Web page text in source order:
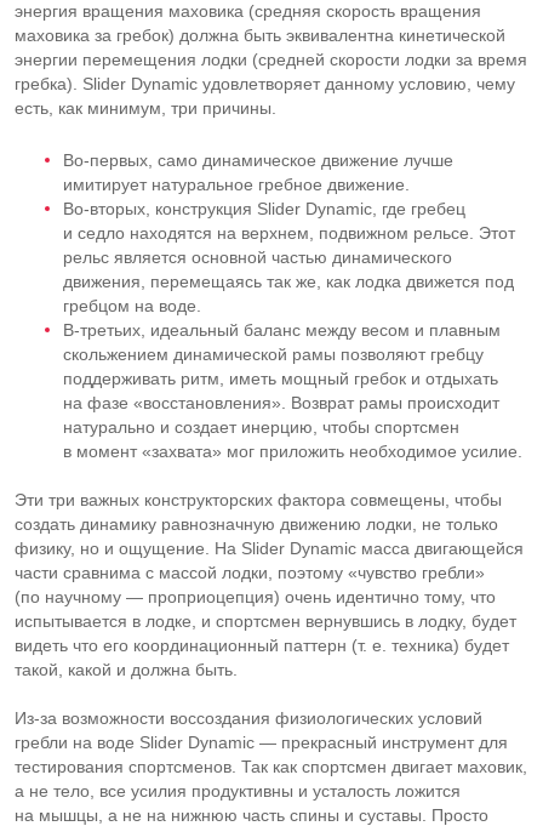
энергия вращения маховика (средняя скорость вращения
маховика за гребок) должна быть эквивалентна кинетической
энергии перемещения лодки (средней скорости лодки за время
гребка). Slider Dynamic удовлетворяет данному условию, чему
есть, как минимум, три причины.
Во-первых , само динамическое движение лучше
имитирует натуральное гребное движение.
Во-вторых , конструкция Slider Dynamic, где гребец
и седло находятся на верхнем, подвижном рельсе. Этот
рельс является основной частью динамического
движения, перемещаясь так же, как лодка движется под
гребцом на воде.
В-третьих , идеальный баланс между весом и плавным
скольжением динамической рамы позволяют гребцу
поддерживать ритм, иметь мощный гребок и отдыхать
на фазе «восстановления». Возврат рамы происходит
натурально и создает инерцию, чтобы спортсмен
в момент «захвата» мог приложить необходимое усилие.
Эти три важных конструкторских фактора совмещены, чтобы
создать динамику равнозначную движению лодки, не только
физику, но и ощущение. На Slider Dynamic масса двигающейся
части сравнима с массой лодки, поэтому «чувство гребли»
(по научному — проприоцепция) очень идентично тому, что
испытывается в лодке, и спортсмен вернувшись в лодку, будет
видеть что его координационный паттерн (т. е. техника) будет
такой, какой и должна быть.
Из-за возможности воссоздания физиологических условий
гребли на воде Slider Dynamic — прекрасный инструмент для
тестирования спортсменов. Так как спортсмен двигает маховик,
а не тело, все усилия продуктивны и усталость ложится
на мышцы, а не на нижнюю часть спины и суставы. Просто